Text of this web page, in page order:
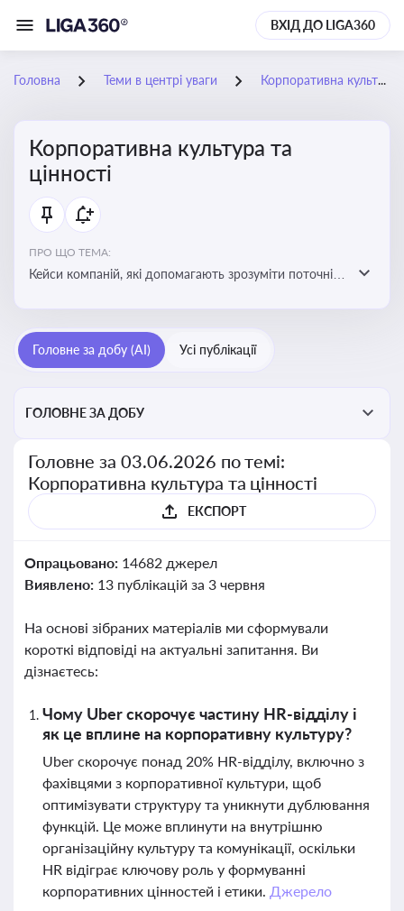
ВХІД ДО LIGA360
Головна Теми в центрі уваги Корпоративна культура та цінності
Корпоративна культура та
цінності
ПРО ЩО ТЕМА:
Кейси компаній, які допомагають зрозуміти поточні
бізнес-середовища
Головне за добу (AI) Усі публікації
ГОЛОВНЕ ЗА ДОБУ
Головне за 03.06.2026 по темі:
Корпоративна культура та цінності
ЕКСПОРТ
Опрацьовано: 14682 джерел
Виявлено: 13 публікацій за 3 червня
На основі зібраних матеріалів ми сформували
короткі відповіді на актуальні запитання. Ви
дізнаєтесь:
Чому Uber скорочує частину HR-відділу і
як це вплине на корпоративну культуру?
Uber скорочує понад 20% HR-відділу, включно з
фахівцями з корпоративної культури, щоб
оптимізувати структуру та уникнути дублювання
функцій. Це може вплинути на внутрішню
організаційну культуру та комунікації, оскільки
HR відіграє ключову роль у формуванні
корпоративних цінностей і етики. Джерело